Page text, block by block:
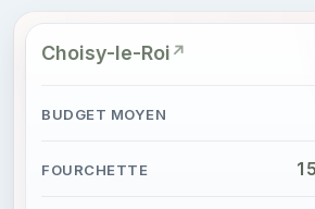
Choisy-le-Roi
1